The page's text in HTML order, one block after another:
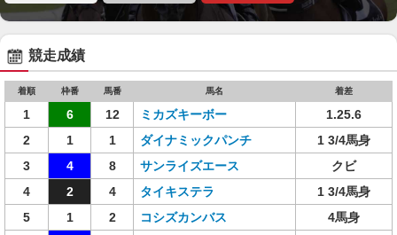
競走成績
着順 枠番 馬番 馬名 着差
1 6 12 ミカズキーボー
1.25.6
2
1 1 ダイナミックパンチ
1 3/4馬身
3
4 8 サンライズエース
クビ
4
2 4 タイキステラ
1 3/4馬身
5
1 2 コシズカンバス
4馬身